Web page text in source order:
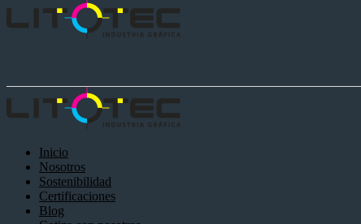
Inicio
Nosotros
Sostenibilidad
Certificaciones
Blog